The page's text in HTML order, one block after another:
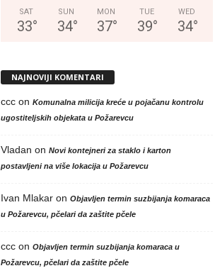
SAT
33°
SUN
34°
MON
37°
TUE
39°
WED
34°
NAJNOVIJI KOMENTARI
cccon Komunalna milicija kreće u pojačanu kontrolu
ugostiteljskih objekata u Požarevcu
Vladan on Novi kontejneri za staklo i karton
postavljeni na više lokacija u Požarevcu
Ivan Mlakaron Objavljen termin suzbijanja komaraca
u Požarevcu, pčelari da zaštite pčele
cccon Objavljen termin suzbijanja komaraca u
Požarevcu, pčelari da zaštite pčele